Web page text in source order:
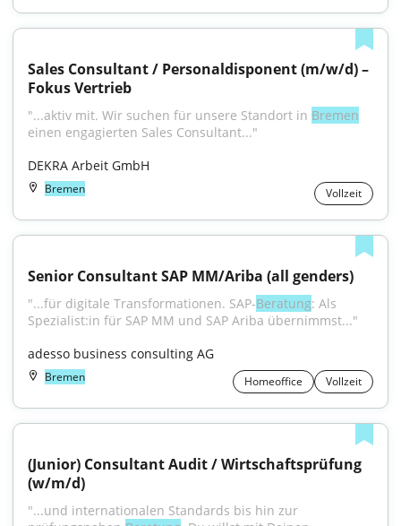
Sales Consultant / Personaldisponent (m/w/d) –
Fokus Vertrieb
"...aktiv mit. Wir suchen für unsere Standort in Bremen
einen engagierten Sales Consultant..."
DEKRA Arbeit GmbH
Bremen Vollzeit
Senior Consultant SAP MM/Ariba (all genders)
"...für digitale Transformationen. SAP-Beratung: Als
Spezialist:in für SAP MM und SAP Ariba übernimmst..."
adesso business consulting AG
Bremen Homeoffice Vollzeit
(Junior) Consultant Audit / Wirtschaftsprüfung
(w/m/d)
"...und internationalen Standards bis hin zur